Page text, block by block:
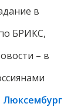
в
БРИКС,
– в
Люксембург